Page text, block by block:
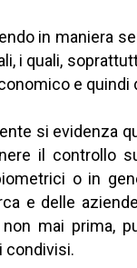
in maniera
i quali,
e quindi
si evidenza
il controllo
o in
e delle
mai prima,
condivisi.